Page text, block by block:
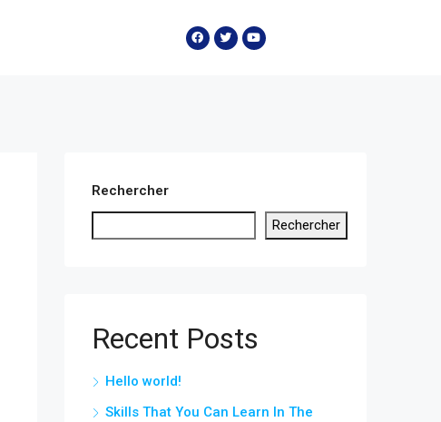
Rechercher
Rechercher
Recent Posts
Hello world!
Skills That You Can Learn In The